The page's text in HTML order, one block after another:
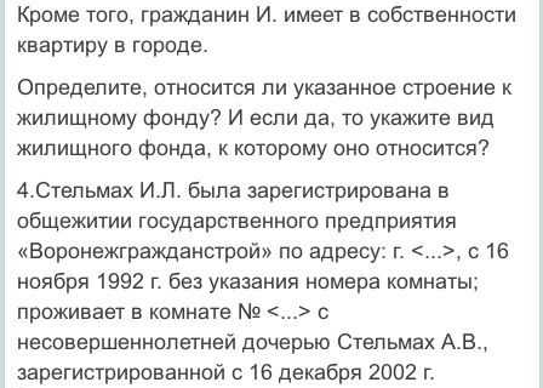
Кроме того, гражданин И. имеет в собственности
квартиру в городе.
Определите, относится ли указанное строение к
жилищному фонду? И если да, то укажите вид
жилищного фонда, к которому оно относится?
4.Стельмах И.Л. была зарегистрирована в
общежитии государственного предприятия
«Воронежгражданстрой» по адресу: г. <...>, с 16
ноября 1992 г. без указания номера комнаты;
проживает в комнате № <...> с
несовершеннолетней дочерью Стельмах А.В.,
зарегистрированной с 16 декабря 2002 г.